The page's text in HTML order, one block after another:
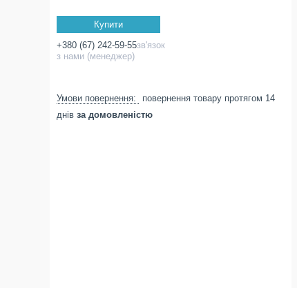
Купити
+380 (67) 242-59-55зв'язок
з нами (менеджер)
повернення товару протягом 14
днів за домовленістю